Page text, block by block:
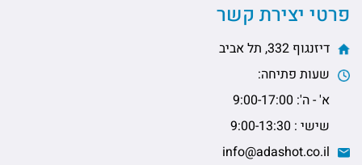
פרטי יצירת קשר
דיזנגוף 332, תל אביב
שעות פתיחה:
א' - ה': 9:00-17:00
שישי : 9:00-13:30